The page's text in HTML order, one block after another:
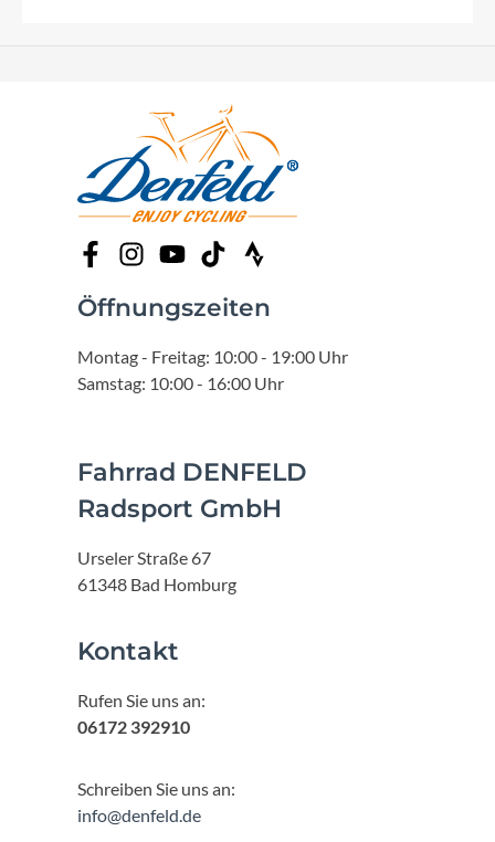
Öffnungszeiten
Montag - Freitag: 10:00 - 19:00 Uhr
Samstag: 10:00 - 16:00 Uhr
Fahrrad DENFELD
Radsport GmbH
Urseler Straße 67
61348 Bad Homburg
Kontakt
Rufen Sie uns an:
06172 392910
Schreiben Sie uns an:
info@denfeld.de